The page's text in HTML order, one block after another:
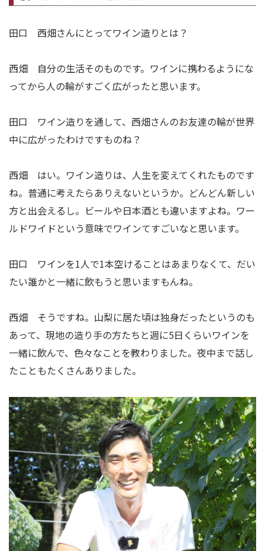
田口 西畑さんにとってワイン造りとは？
西畑 自分の生活そのものです。ワインに携わるようにな
ってから人の輪がすごく広がったと思います。
田口 ワイン造りを通して、西畑さんのお友達の輪が世界
中に広がったわけですものね？
西畑 はい。ワイン造りは、人生を変えてくれたものです
ね。普通に考えたらありえないというか。どんどん新しい
方と出会えるし。ビールや日本酒とも違いますよね。ワー
ルドワイドという意味でワインてすごいなと思います。
田口 ワインを1人で1本空けることはあまりなくて、だい
たい誰かと一緒に飲もうと思いますもんね。
西畑 そうですね。山梨に居た頃は独身だったというのも
あって、現地の造り手の方たちと週に5日くらいワインを
一緒に飲んで、色々なことを教わりました。夜中まで話し
たこともたくさんありました。